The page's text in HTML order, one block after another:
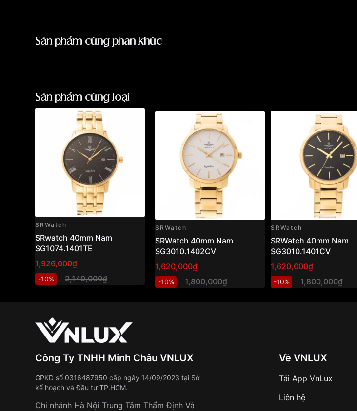
Sản phẩm cùng phân khúc
Sản phẩm cùng loại
SRWatch
SRwatch 40mm Nam
SG1074.1401TE
1,926,000₫
-10% 2,140,000₫
SRWatch
SRWatch 40mm Nam
SG3010.1402CV
1,620,000₫
-10% 1,800,000₫
SRWatch
SRWatch 40mm Nam
SG3010.1401CV
1,620,000₫
-10% 1,800,000₫
Công Ty TNHH Minh Châu VNLUX
GPKD số 0316487950 cấp ngày 14/09/2023 tại Sở
kế hoạch và Đầu tư TP.HCM.
Chi nhánh Hà Nội Trung Tâm Thẩm Định Và
Về VNLUX
Tải App VnLux
Liên hệ